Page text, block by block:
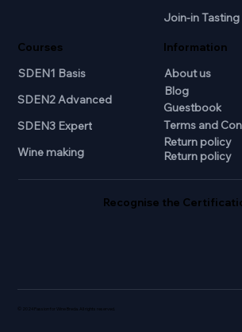
Courses
SDEN1 Basis
SDEN2 Advanced
SDEN3 Expert
Wine making
Join-in Tasting
Information
About us
Blog
Guestbook
Terms and
Return policy
Return policy
Recognise the
© 2024 Passion for Wine Breda. All rights reserved.